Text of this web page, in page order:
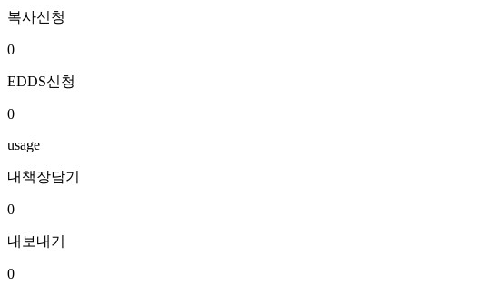
복사신청
0
EDDS신청
0
usage
내책장담기
0
내보내기
0